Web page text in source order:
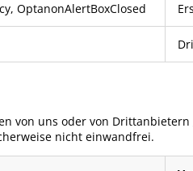
, OptanonAlertBoxClosed
von uns oder von
nicht einwandfrei.